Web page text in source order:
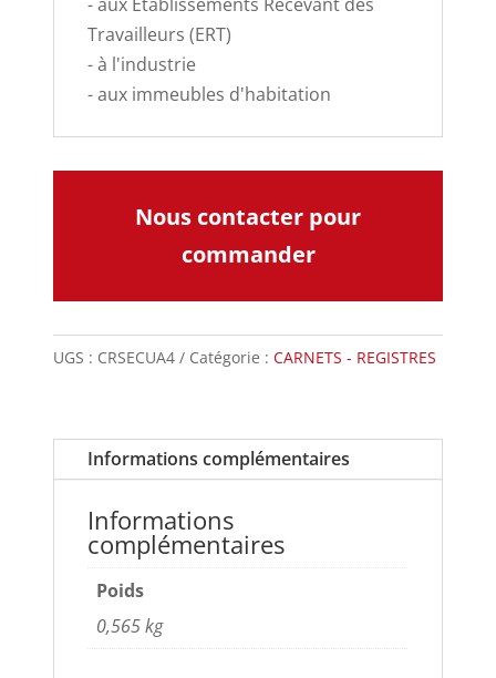
Travailleurs (ERT)
- à l'industrie
- aux immeubles d'habitation
Nous contacter pour
commander
UGS : CRSECUA4 Catégorie :CARNETS - REGISTRES
Informations complémentaires
Informations
complémentaires
Poids
0,565 kg